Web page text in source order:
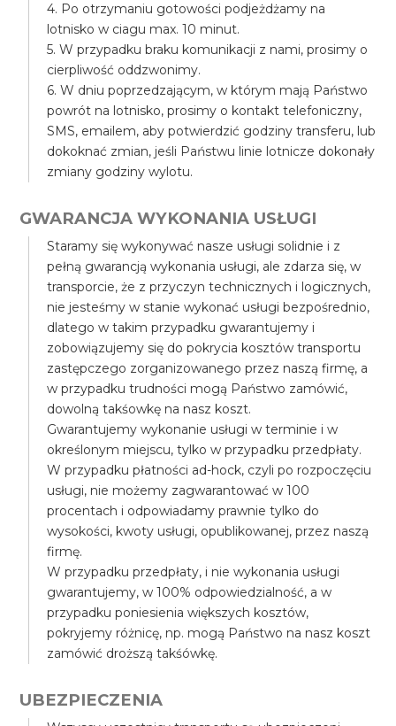
4. Po otrzymaniu gotowości podjeżdżamy na
lotnisko w ciagu max. 10 minut.
5. W przypadku braku komunikacji z nami, prosimy o
cierpliwość oddzwonimy.
6. W dniu poprzedzającym, w którym mają Państwo
powrót na lotnisko, prosimy o kontakt telefoniczny,
SMS, emailem, aby potwierdzić godziny transferu, lub
dokoknać zmian, jeśli Państwu linie lotnicze dokonały
zmiany godziny wylotu.
GWARANCJA WYKONANIA USŁUGI
Staramy się wykonywać nasze usługi solidnie i z
pełną gwarancją wykonania usługi, ale zdarza się, w
transporcie, że z przyczyn technicznych i logicznych,
nie jesteśmy w stanie wykonać usługi bezpośrednio,
dlatego w takim przypadku gwarantujemy i
zobowiązujemy się do pokrycia kosztów transportu
zastępczego zorganizowanego przez naszą firmę, a
w przypadku trudności mogą Państwo zamówić,
dowolną takśowkę na nasz koszt.
Gwarantujemy wykonanie usługi w terminie i w
określonym miejscu, tylko w przypadku przedpłaty.
W przypadku płatności ad-hock, czyli po rozpoczęciu
usługi, nie możemy zagwarantować w 100
procentach i odpowiadamy prawnie tylko do
wysokości, kwoty usługi, opublikowanej, przez naszą
firmę.
W przypadku przedpłaty, i nie wykonania usługi
gwarantujemy, w 100% odpowiedzialność, a w
przypadku poniesienia większych kosztów,
pokryjemy różnicę, np. mogą Państwo na nasz koszt
zamówić droższą takśówkę.
UBEZPIECZENIA